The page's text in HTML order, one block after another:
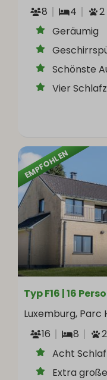
8
4
2
Geräumig
Schönste
Vier
EMPFOHLEN
Typ F16 | 16
Luxemburg, Parc
16
8
2
Acht
Extra